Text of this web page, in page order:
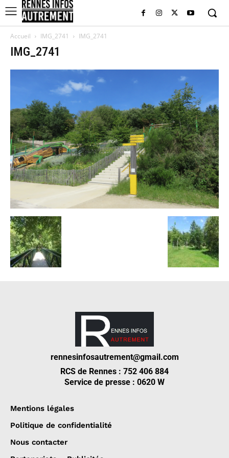
Accueil IMG_2741 IMG_2741
IMG_2741
rennesinfosautrement@gmail.com
RCS de Rennes : 752 406 884
Service de presse : 0620 W
Mentions légales
Politique de confidentialité
Nous contacter